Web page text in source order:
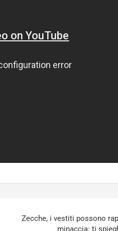
Zecche, i vestiti possono